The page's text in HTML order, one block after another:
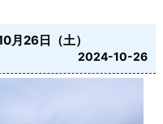
月26日（土）
2024-10-26